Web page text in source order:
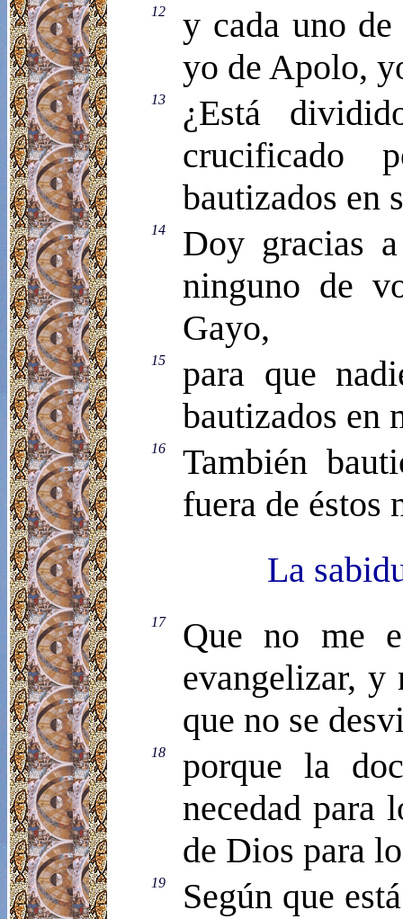
12
y cada uno
yo de Apolo,
13
¿Está
crucificado
bautizados en
14
Doy gracias
ninguno de
Gayo,
15
para que
bautizados en
16
También
fuera de éstos
La
17
Que no me
evangelizar, y
que no se
18
porque la
necedad para
de Dios para
19
Según que